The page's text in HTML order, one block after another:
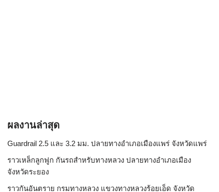
ผลงานล่าสุด
Guardrail 2.5 และ 3.2 มม. ปลายทางอำเภอเมืองแพร่ จังหวัดแพร่
ราวเหล็กลูกฟูก กันรถสําหรับทางหลวง ปลายทางอำเภอเมือง
จังหวัดระยอง
ราวกันอันตราย กรมทางหลวง แขวงทางหลวงร้อยเอ็ด จังหวัด